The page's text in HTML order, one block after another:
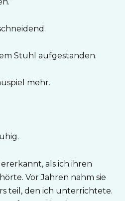
Stuhl aufgestanden.
mehr.
als ich ihren
Vor Jahren nahm sie
teil, den ich unterrichtete.